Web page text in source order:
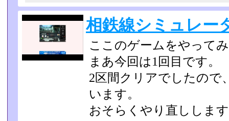
相鉄線シミュレー
ここのゲームをやって
まあ今回は1回目です。
2区間クリアでしたので
います。
おそらくやり直ししま